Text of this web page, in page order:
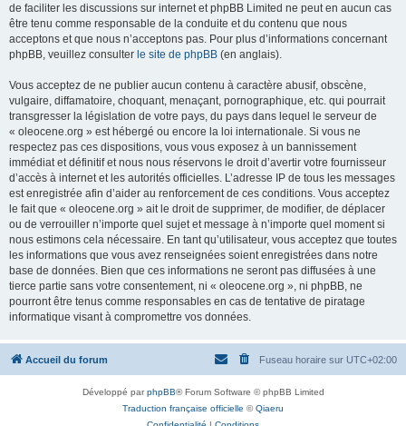
de faciliter les discussions sur internet et phpBB Limited ne peut en aucun cas
être tenu comme responsable de la conduite et du contenu que nous
acceptons et que nous n’acceptons pas. Pour plus d’informations concernant
phpBB, veuillez consulter le site de phpBB (en anglais).
Vous acceptez de ne publier aucun contenu à caractère abusif, obscène,
vulgaire, diffamatoire, choquant, menaçant, pornographique, etc. qui pourrait
transgresser la législation de votre pays, du pays dans lequel le serveur de
« oleocene.org » est hébergé ou encore la loi internationale. Si vous ne
respectez pas ces dispositions, vous vous exposez à un bannissement
immédiat et définitif et nous nous réservons le droit d’avertir votre fournisseur
d’accès à internet et les autorités officielles. L’adresse IP de tous les messages
est enregistrée afin d’aider au renforcement de ces conditions. Vous acceptez
le fait que « oleocene.org » ait le droit de supprimer, de modifier, de déplacer
ou de verrouiller n’importe quel sujet et message à n’importe quel moment si
nous estimons cela nécessaire. En tant qu’utilisateur, vous acceptez que toutes
les informations que vous avez renseignées soient enregistrées dans notre
base de données. Bien que ces informations ne seront pas diffusées à une
tierce partie sans votre consentement, ni « oleocene.org », ni phpBB, ne
pourront être tenus comme responsables en cas de tentative de piratage
informatique visant à compromettre vos données.
Accueil du forum Fuseau horaire sur UTC+02:00
Développé parphpBB® Forum Software © phpBB Limited
Traduction française officielle ©Qiaeru